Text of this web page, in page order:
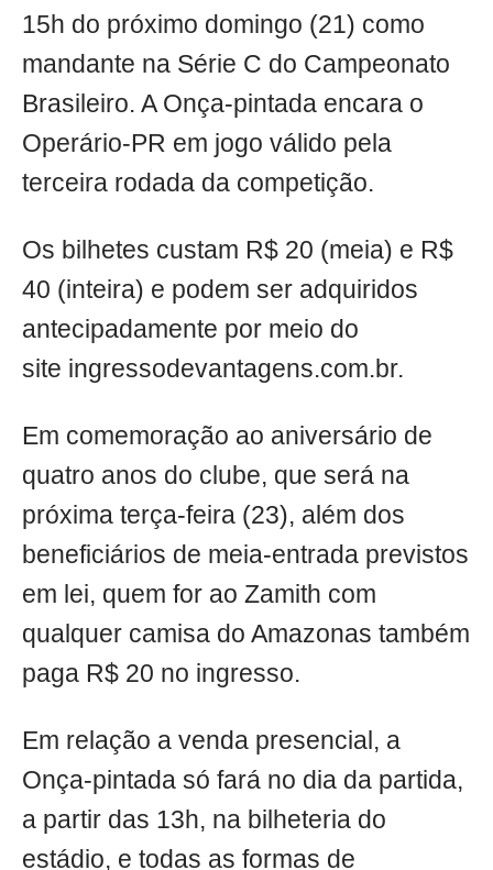
15h do próximo domingo (21) como
mandante na Série C do Campeonato
Brasileiro. A Onça-pintada encara o
Operário-PR em jogo válido pela
terceira rodada da competição.
Os bilhetes custam R$ 20 (meia) e R$
40 (inteira) e podem ser adquiridos
antecipadamente por meio do
site ingressodevantagens.com.br.
Em comemoração ao aniversário de
quatro anos do clube, que será na
próxima terça-feira (23), além dos
beneficiários de meia-entrada previstos
em lei, quem for ao Zamith com
qualquer camisa do Amazonas também
paga R$ 20 no ingresso.
Em relação a venda presencial, a
Onça-pintada só fará no dia da partida,
a partir das 13h, na bilheteria do
estádio, e todas as formas de